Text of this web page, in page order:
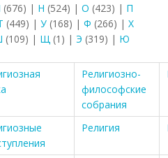
(676) | Н (524) | О (423) | П
(449) | У (168) | Ф (266) | Х
(109) | Щ (1) | Э (319) | Ю
Религиозно-
философские
собрания
Религия